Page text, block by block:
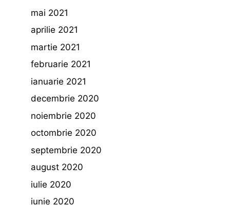
mai 2021
aprilie 2021
martie 2021
februarie 2021
ianuarie 2021
decembrie 2020
noiembrie 2020
octombrie 2020
septembrie 2020
august 2020
iulie 2020
iunie 2020